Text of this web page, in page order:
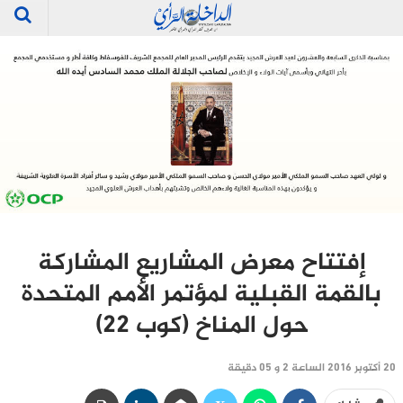
إفتتاح معرض المشاريع المشاركة
بالقمة القبلية لمؤتمر الأمم المتحدة
حول المناخ (كوب 22)
20 أكتوبر 2016 الساعة 2 و 05 دقيقة